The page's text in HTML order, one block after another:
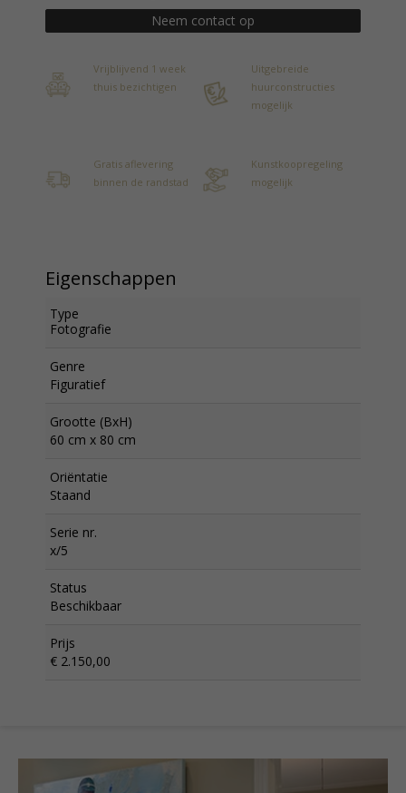
Neem contact op
Vrijblijvend 1 week
thuis bezichtigen
Uitgebreide
huurconstructies
mogelijk
Gratis aflevering
binnen de randstad
Kunstkoopregeling
mogelijk
Eigenschappen
Type
Fotografie
Genre
Figuratief
Grootte (BxH)
60 cm x 80 cm
Oriëntatie
Staand
Serie nr.
x/5
Status
Beschikbaar
Prijs
€ 2.150,00